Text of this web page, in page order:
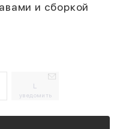
и сборкой
L
уведомить